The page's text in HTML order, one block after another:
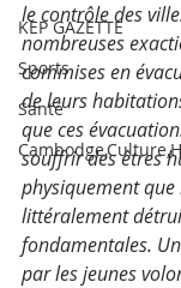
KEP GAZETTE
Sports
Santé
le contrôle des
nombreuses
commises en
de leurs
que ces
souffrir des êtres
physiquement
littéralement
fondamentales.
par les jeunes